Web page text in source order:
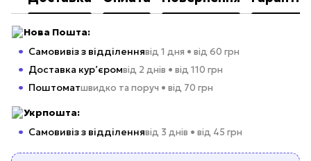
Нова Пошта:
Самовивіз з відділеннявід 1 дня • від 60 грн
Доставка кур’єромвід 2 днів • від 110 грн
Поштоматшвидко та поруч • від 70 грн
Укрпошта:
Самовивіз з відділеннявід 3 днів • від 45 грн